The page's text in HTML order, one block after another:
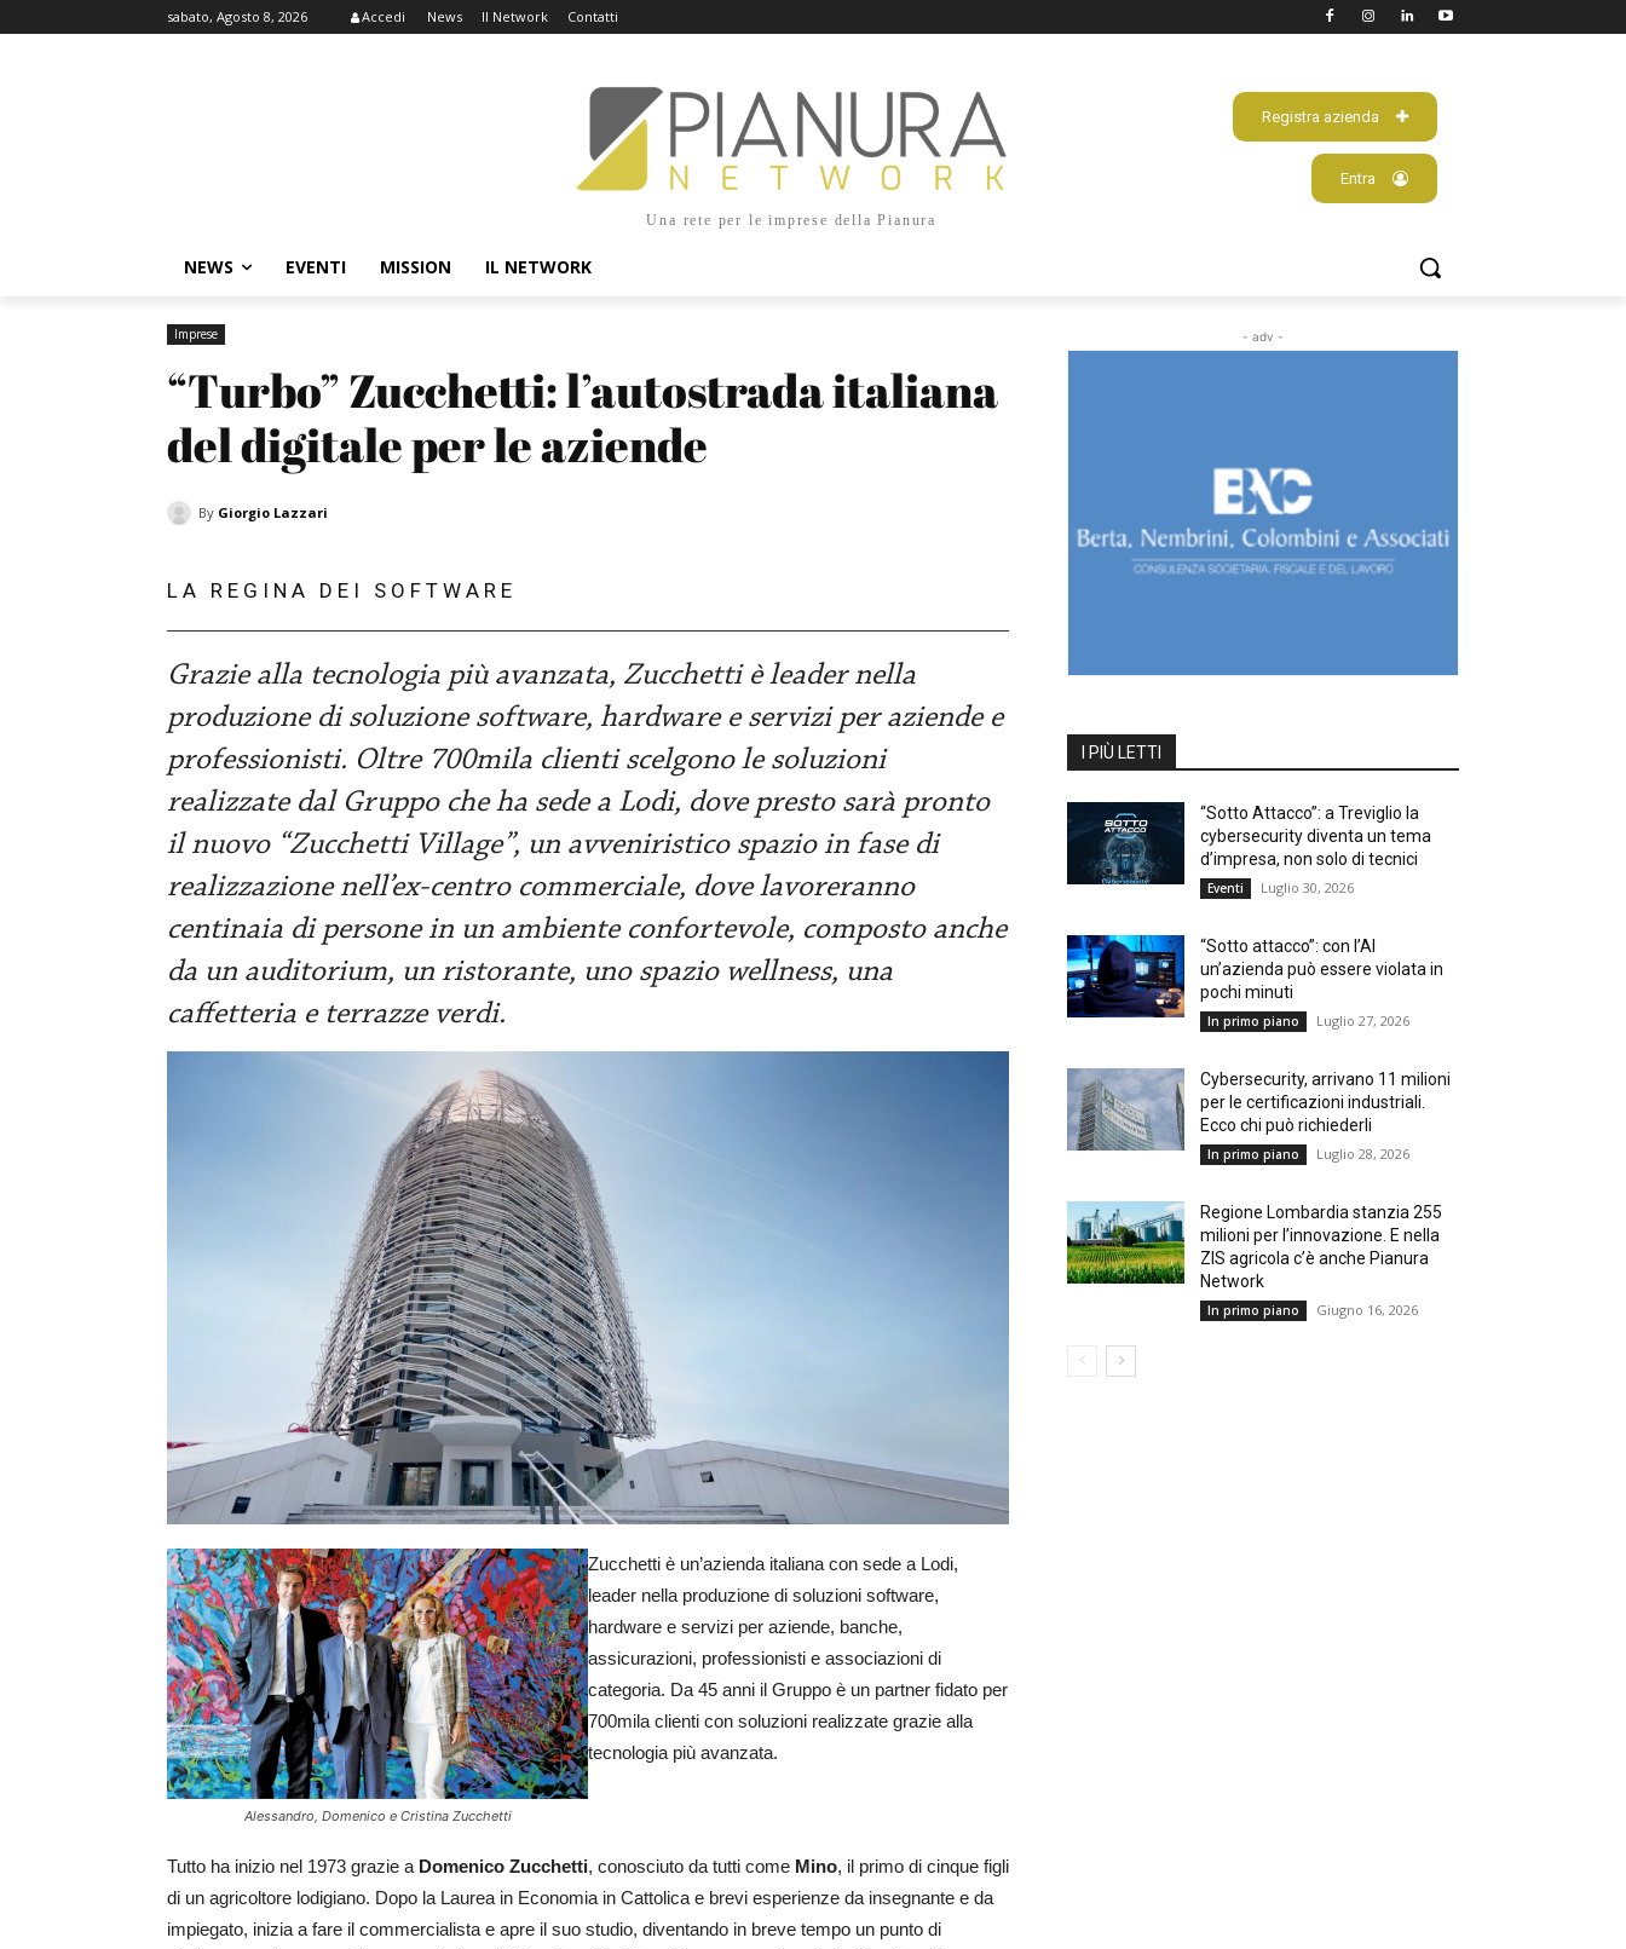
sabato, Agosto 8, 2026 Accedi News Il Network Contatti
Una rete per le imprese della Pianura
Registra azienda
Entra
NEWS EVENTI MISSION IL NETWORK
Imprese
“Turbo” Zucchetti: l’autostrada italiana
del digitale per le aziende
By Giorgio Lazzari
LA REGINA DEI SOFTWARE
Grazie alla tecnologia più avanzata, Zucchetti è leader nella
produzione di soluzione software, hardware e servizi per aziende e
professionisti. Oltre 700mila clienti scelgono le soluzioni
realizzate dal Gruppo che ha sede a Lodi, dove presto sarà pronto
il nuovo “Zucchetti Village”, un avveniristico spazio in fase di
realizzazione nell’ex-centro commerciale, dove lavoreranno
centinaia di persone in un ambiente confortevole, composto anche
da un auditorium, un ristorante, uno spazio wellness, una
caffetteria e terrazze verdi.
Alessandro, Domenico e Cristina Zucchetti
Zucchetti è un’azienda italiana con sede a Lodi,
leader nella produzione di soluzioni software,
hardware e servizi per aziende, banche,
assicurazioni, professionisti e associazioni di
categoria. Da 45 anni il Gruppo è un partner fidato per
700mila clienti con soluzioni realizzate grazie alla
tecnologia più avanzata.
Tutto ha inizio nel 1973 grazie a Domenico Zucchetti, conosciuto da tutti come Mino, il primo di cinque figli
di un agricoltore lodigiano. Dopo la Laurea in Economia in Cattolica e brevi esperienze da insegnante e da
impiegato, inizia a fare il commercialista e apre il suo studio, diventando in breve tempo un punto di
- adv -
I PIÙ LETTI
“Sotto Attacco”: a Treviglio la
cybersecurity diventa un tema
d’impresa, non solo di tecnici
Eventi Luglio 30, 2026
“Sotto attacco”: con l’AI
un’azienda può essere violata in
pochi minuti
In primo piano Luglio 27, 2026
Cybersecurity, arrivano 11 milioni
per le certificazioni industriali.
Ecco chi può richiederli
In primo piano Luglio 28, 2026
Regione Lombardia stanzia 255
milioni per l’innovazione. E nella
ZIS agricola c’è anche Pianura
Network
In primo piano Giugno 16, 2026